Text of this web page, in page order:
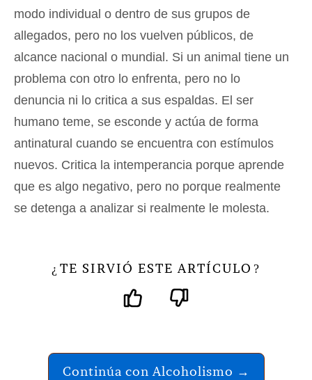
modo individual o dentro de sus grupos de
allegados, pero no los vuelven públicos, de
alcance nacional o mundial. Si un animal tiene un
problema con otro lo enfrenta, pero no lo
denuncia ni lo critica a sus espaldas. El ser
humano teme, se esconde y actúa de forma
antinatural cuando se encuentra con estímulos
nuevos. Critica la intemperancia porque aprende
que es algo negativo, pero no porque realmente
se detenga a analizar si realmente le molesta.
¿ TE SIRVIÓ ESTE ARTÍCULO ?
Continúa con Alcoholismo →